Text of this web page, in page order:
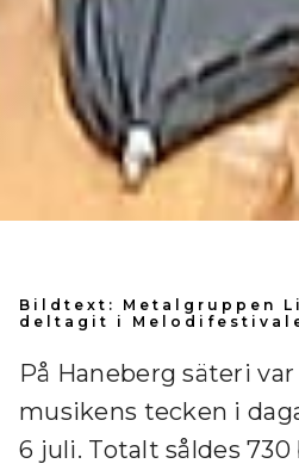
Bildtext: Metalgruppen
deltagit i
På Haneberg säteri
musikens tecken i
6 juli. Totalt såldes